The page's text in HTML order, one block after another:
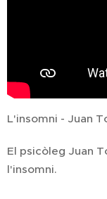
L'insomni - Juan
El psicòleg Juan
l'insomni.